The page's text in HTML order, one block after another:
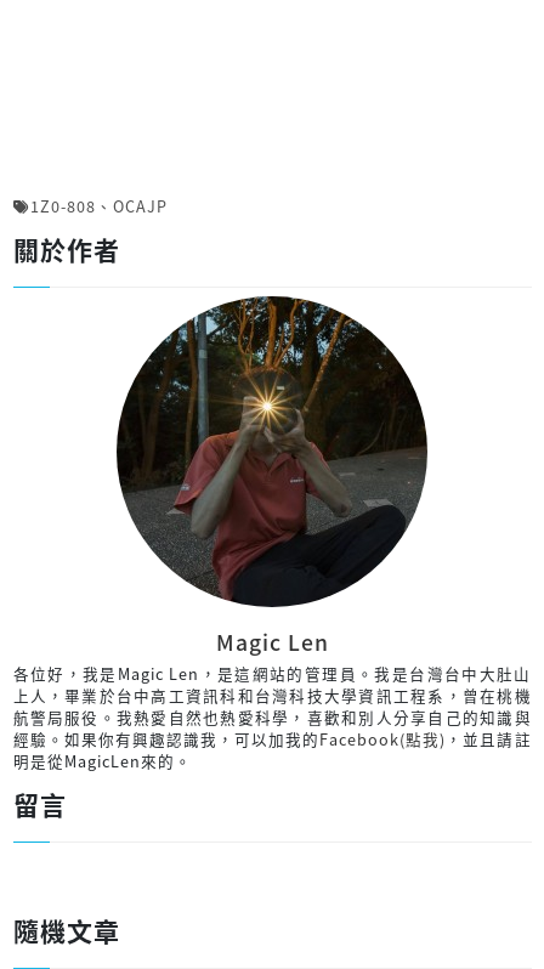
1Z0-808 、 OCAJP
關於作者
Magic Len
各位好，我是Magic Len，是這網站的管理員。我是台灣台中大肚山
上人，畢業於台中高工資訊科和台灣科技大學資訊工程系，曾在桃機
航警局服役。我熱愛自然也熱愛科學，喜歡和別人分享自己的知識與
經驗。如果你有興趣認識我，可以加我的Facebook(點我) ，並且請註
明是從MagicLen來的。
留言
隨機文章